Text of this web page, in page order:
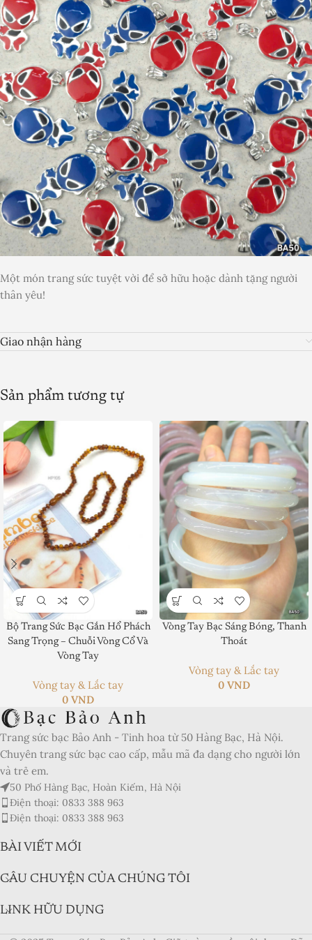
Một món trang sức tuyệt vời để sở hữu hoặc dành tặng người
thân yêu!
Product SKU:
Product Brand:
Product Currency:
Price Valid Until:
Product In-Stock:
Xếp hạng của biên tập viên:
5
Giao nhận hàng
Sản phẩm tương tự
Bộ Trang Sức Bạc Gắn Hổ Phách
Sang Trọng – Chuỗi Vòng Cổ Và
Vòng Tay
Vòng tay & Lắc tay
0 VND
Vòng Tay Bạc Sáng Bóng, Thanh
Thoát
Vòng tay & Lắc tay
0 VND
Trang sức bạc Bảo Anh - Tinh hoa từ 50 Hàng Bạc, Hà Nội.
Chuyên trang sức bạc cao cấp, mẫu mã đa dạng cho người lớn
và trẻ em.
50 Phố Hàng Bạc, Hoàn Kiếm, Hà Nội
Điện thoại: 0833 388 963
Điện thoại: 0833 388 963
BÀI VIẾT MỚI
CÂU CHUYỆN CỦA CHÚNG TÔI
LINK HỮU DỤNG